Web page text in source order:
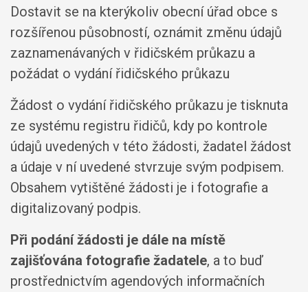
Dostavit se na kterýkoliv obecní úřad obce s
rozšířenou působností, oznámit změnu údajů
zaznamenávaných v řidičském průkazu a
požádat o vydání řidičského průkazu
Žádost o vydání řidičského průkazu je tisknuta
ze systému registru řidičů, kdy po kontrole
údajů uvedených v této žádosti, žadatel žádost
a údaje v ní uvedené stvrzuje svým podpisem.
Obsahem vytištěné žádosti je i fotografie a
digitalizovaný podpis.
Při podání žádosti je dále na místě
zajišťována fotografie žadatele, a to buď
prostřednictvím agendových informačních